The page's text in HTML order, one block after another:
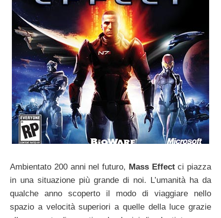
Ambientato 200 anni nel futuro, Mass Effectci piazza
in una situazione più grande di noi. L’umanità ha da
qualche anno scoperto il modo di viaggiare nello
spazio a velocità superiori a quelle della luce grazie